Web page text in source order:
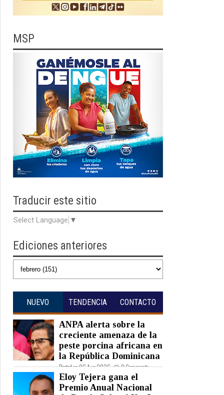
MSP
Traducir este sitio
Select Language ▼
Ediciones anteriores
NUEVO TENDENCIA CONTACTO
ANPA alerta sobre la
creciente amenaza de la
peste porcina africana en
la República Dominicana
Posted on 06 Aug 2026 - 0 Comments
Eloy Tejera gana el
Premio Anual Nacional